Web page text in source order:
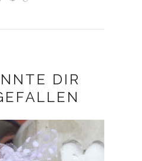
DIR